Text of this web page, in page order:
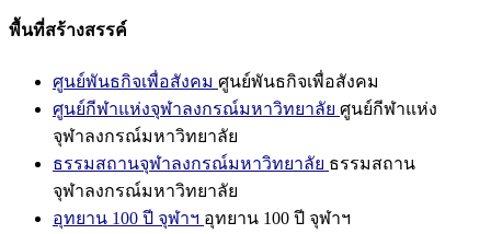
พื้นที่สร้างสรรค์
ศูนย์พันธกิจเพื่อสังคม ศูนย์พันธกิจเพื่อสังคม
ศูนย์กีฬาแห่งจุฬาลงกรณ์มหาวิทยาลัย ศูนย์กีฬาแห่ง
จุฬาลงกรณ์มหาวิทยาลัย
ธรรมสถานจุฬาลงกรณ์มหาวิทยาลัย ธรรมสถาน
จุฬาลงกรณ์มหาวิทยาลัย
อุทยาน 100 ปี จุฬาฯ อุทยาน 100 ปี จุฬาฯ